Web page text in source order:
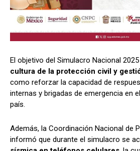
El objetivo del Simulacro Nacional
cultura de la protección civil y
como reforzar la capacidad de
internas y brigadas de emergencia en
país.
Además, la Coordinación Nacional de
informó que durante el simulacro se